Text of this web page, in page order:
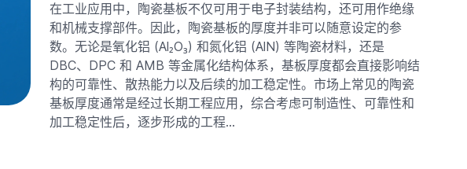
在工业应用中，陶瓷基板不仅可用于电子封装结构，还可用作绝缘
和机械支撑部件。因此，陶瓷基板的厚度并非可以随意设定的参
数。无论是氧化铝 (Al₂O₃) 和氮化铝 (AlN) 等陶瓷材料，还是
DBC、DPC 和 AMB 等金属化结构体系，基板厚度都会直接影响结
构的可靠性、散热能力以及后续的加工稳定性。市场上常见的陶瓷
基板厚度通常是经过长期工程应用，综合考虑可制造性、可靠性和
加工稳定性后，逐步形成的工程…